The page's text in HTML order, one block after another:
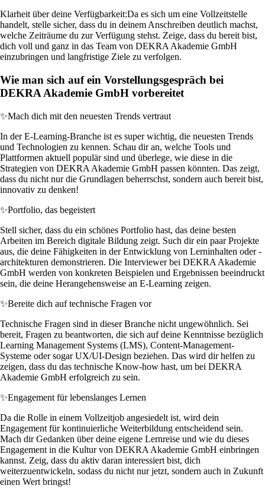
Klarheit über deine Verfügbarkeit:Da es sich um eine Vollzeitstelle
handelt, stelle sicher, dass du in deinem Anschreiben deutlich machst,
welche Zeiträume du zur Verfügung stehst. Zeige, dass du bereit bist,
dich voll und ganz in das Team von DEKRA Akademie GmbH
einzubringen und langfristige Ziele zu verfolgen.
Wie man sich auf ein Vorstellungsgespräch bei
DEKRA Akademie GmbH vorbereitet
✨Mach dich mit den neuesten Trends vertraut
In der E-Learning-Branche ist es super wichtig, die neuesten Trends
und Technologien zu kennen. Schau dir an, welche Tools und
Plattformen aktuell populär sind und überlege, wie diese in die
Strategien von DEKRA Akademie GmbH passen könnten. Das zeigt,
dass du nicht nur die Grundlagen beherrschst, sondern auch bereit bist,
innovativ zu denken!
✨Portfolio, das begeistert
Stell sicher, dass du ein schönes Portfolio hast, das deine besten
Arbeiten im Bereich digitale Bildung zeigt. Such dir ein paar Projekte
aus, die deine Fähigkeiten in der Entwicklung von Lerninhalten oder -
architekturen demonstrieren. Die Interviewer bei DEKRA Akademie
GmbH werden von konkreten Beispielen und Ergebnissen beeindruckt
sein, die deine Herangehensweise an E-Learning zeigen.
✨Bereite dich auf technische Fragen vor
Technische Fragen sind in dieser Branche nicht ungewöhnlich. Sei
bereit, Fragen zu beantworten, die sich auf deine Kenntnisse bezüglich
Learning Management Systems (LMS), Content-Management-
Systeme oder sogar UX/UI-Design beziehen. Das wird dir helfen zu
zeigen, dass du das technische Know-how hast, um bei DEKRA
Akademie GmbH erfolgreich zu sein.
✨Engagement für lebenslanges Lernen
Da die Rolle in einem Vollzeitjob angesiedelt ist, wird dein
Engagement für kontinuierliche Weiterbildung entscheidend sein.
Mach dir Gedanken über deine eigene Lernreise und wie du dieses
Engagement in die Kultur von DEKRA Akademie GmbH einbringen
kannst. Zeig, dass du aktiv daran interessiert bist, dich
weiterzuentwickeln, sodass du nicht nur jetzt, sondern auch in Zukunft
einen Wert bringst!